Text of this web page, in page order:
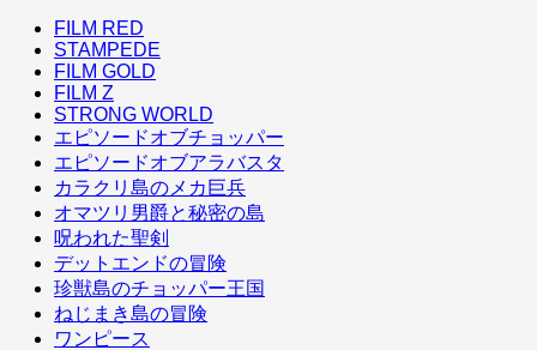
FILM RED
STAMPEDE
FILM GOLD
FILM Z
STRONG WORLD
エピソードオブチョッパー
エピソードオブアラバスタ
カラクリ島のメカ巨兵
オマツリ男爵と秘密の島
呪われた聖剣
デットエンドの冒険
珍獣島のチョッパー王国
ねじまき島の冒険
ワンピース